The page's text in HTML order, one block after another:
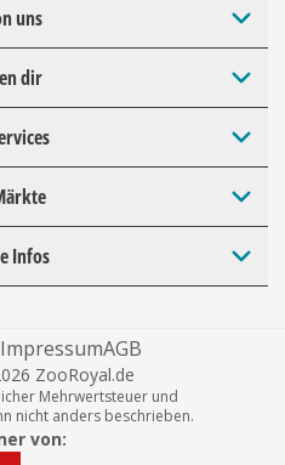
uns
dir
Infos
ImpressumAGB
ZooRoyal.de
Mehrwertsteuer und
nicht anders beschrieben.
von: